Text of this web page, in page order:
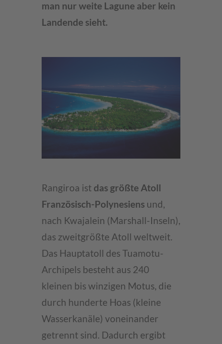
man nur weite Lagune aber kein
Landende sieht.
Rangiroa ist das größte Atoll
Französisch-Polynesiens und,
nach Kwajalein (Marshall-Inseln),
das zweitgrößte Atoll weltweit.
Das Hauptatoll des Tuamotu-
Archipels besteht aus 240
kleinen bis winzigen Motus, die
durch hunderte Hoas (kleine
Wasserkanäle) voneinander
getrennt sind. Dadurch ergibt